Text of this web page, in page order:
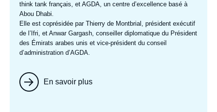
think tank français, et AGDA, un centre d’excellence basé à
Abou Dhabi.
Elle est coprésidée par Thierry de Montbrial , président exécutif
de l’Ifri, et Anwar Gargash, conseiller diplomatique du Président
des Émirats arabes unis et vice-président du conseil
d’administration d’AGDA.
En savoir plus